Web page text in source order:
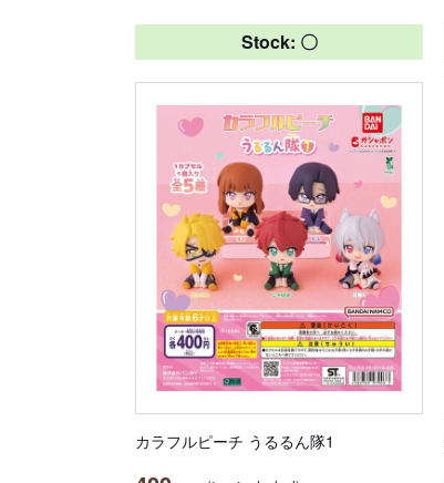
Stock: 〇
カラフルピーチ うるるん隊1